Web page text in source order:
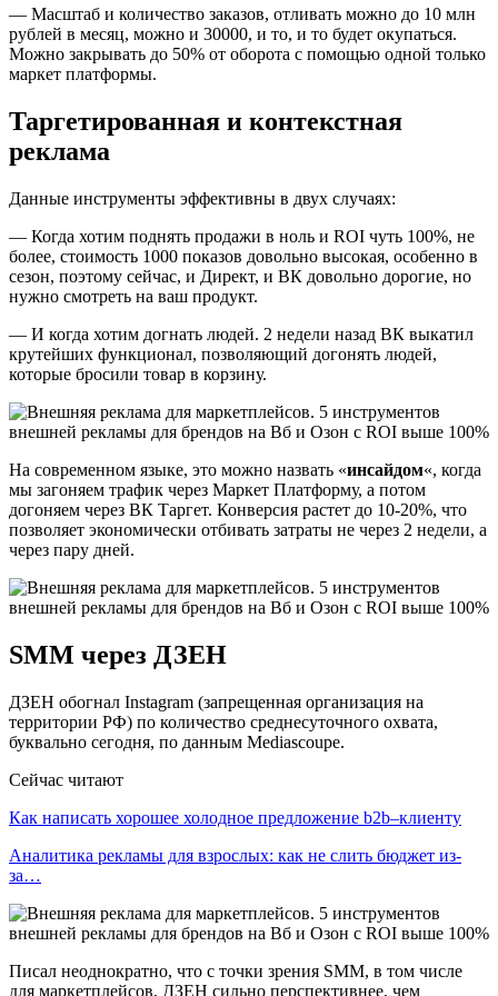
— Масштаб и количество заказов, отливать можно до 10 млн
рублей в месяц, можно и 30000, и то, и то будет окупаться.
Можно закрывать до 50% от оборота с помощью одной только
маркет платформы.
Таргетированная и контекстная
реклама
Данные инструменты эффективны в двух случаях:
— Когда хотим поднять продажи в ноль и ROI чуть 100%, не
более, стоимость 1000 показов довольно высокая, особенно в
сезон, поэтому сейчас, и Директ, и ВК довольно дорогие, но
нужно смотреть на ваш продукт.
— И когда хотим догнать людей. 2 недели назад ВК выкатил
крутейших функционал, позволяющий догонять людей,
которые бросили товар в корзину.
На современном языке, это можно назвать «инсайдом«, когда
мы загоняем трафик через Маркет Платформу, а потом
догоняем через ВК Таргет. Конверсия растет до 10-20%, что
позволяет экономически отбивать затраты не через 2 недели, а
через пару дней.
SMM через ДЗЕН
ДЗЕН обогнал Instagram (запрещенная организация на
территории РФ) по количество среднесуточного охвата,
буквально сегодня, по данным Mediascoupe.
Сейчас читают
Как написать хорошее холодное предложение b2b–клиенту
Аналитика рекламы для взрослых: как не слить бюджет из-
за…
Писал неоднократно, что с точки зрения SMM, в том числе
для маркетплейсов, ДЗЕН сильно перспективнее, чем